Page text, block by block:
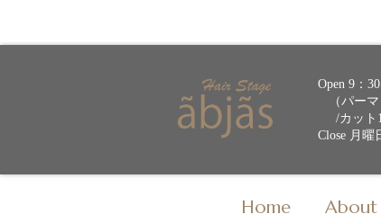
Open 9：
（パーマ
/カット
Close 月曜
Home About